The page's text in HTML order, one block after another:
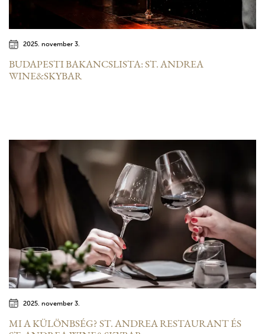
2025. november 3.
BUDAPESTI BAKANCSLISTA: ST. ANDREA
WINE&SKYBAR
2025. november 3.
MI A KÜLÖNBSÉG? ST. ANDREA RESTAURANT ÉS